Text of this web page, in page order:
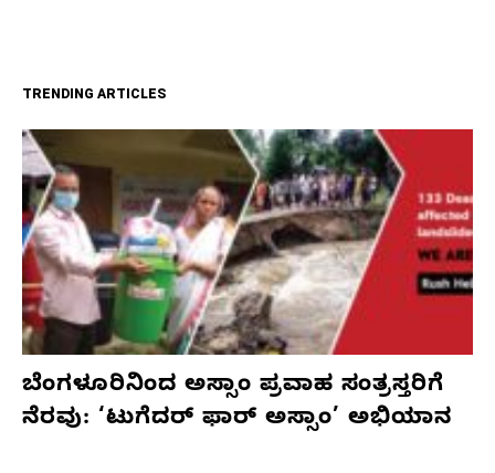
TRENDING ARTICLES
ಬೆಂಗಳೂರಿನಿಂದ ಅಸ್ಸಾಂ ಪ್ರವಾಹ ಸಂತ್ರಸ್ತರಿಗೆ
ನೆರವು: ‘ಟುಗೆದರ್ ಫಾರ್ ಅಸ್ಸಾಂ’ ಅಭಿಯಾನ